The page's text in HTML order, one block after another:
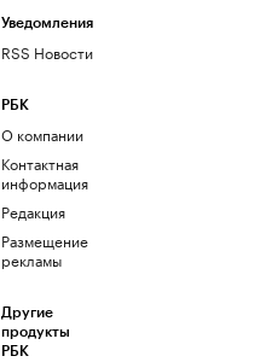
Уведомления
RSS Новости
РБК
О компании
Контактная
информация
Редакция
Размещение
рекламы
Другие
продукты
РБК